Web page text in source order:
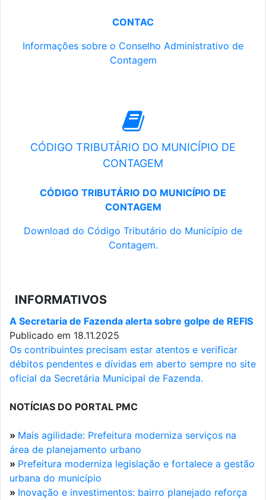
CONTAC
Informações sobre o Conselho Administrativo de
Contagem
CÓDIGO TRIBUTÁRIO DO MUNICÍPIO DE
CONTAGEM
CÓDIGO TRIBUTÁRIO DO MUNICÍPIO DE
CONTAGEM
Download do Código Tributário do Município de
Contagem.
INFORMATIVOS
A Secretaria de Fazenda alerta sobre golpe de REFIS
Publicado em 18.11.2025
Os contribuintes precisam estar atentos e verificar
débitos pendentes e dívidas em aberto sempre no site
oficial da Secretária Municipal de Fazenda.
NOTÍCIAS DO PORTAL PMC
» Mais agilidade: Prefeitura moderniza serviços na
área de planejamento urbano
» Prefeitura moderniza legislação e fortalece a gestão
urbana do município
» Inovação e investimentos: bairro planejado reforça